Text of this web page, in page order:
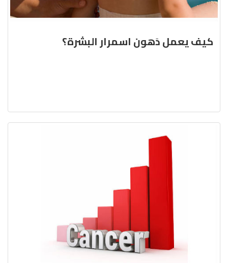
كيف يعمل دَهون اسمرار البشرة؟